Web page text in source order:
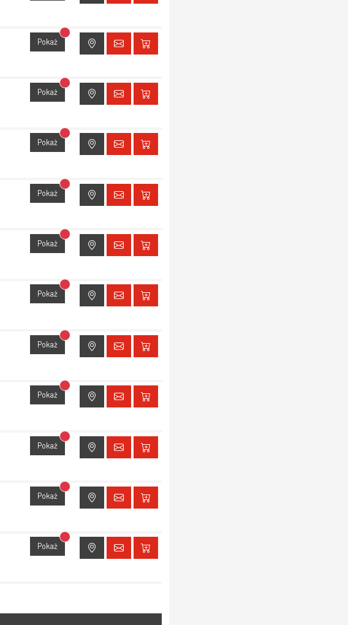
Pokaż Brak dostępu do lokalizacji
Pokaż Brak dostępu do lokalizacji
Pokaż Brak dostępu do lokalizacji
Pokaż Brak dostępu do lokalizacji
Pokaż Brak dostępu do lokalizacji
Pokaż Brak dostępu do lokalizacji
Pokaż Brak dostępu do lokalizacji
Pokaż Brak dostępu do lokalizacji
Pokaż Brak dostępu do lokalizacji
Pokaż Brak dostępu do lokalizacji
Pokaż Brak dostępu do lokalizacji